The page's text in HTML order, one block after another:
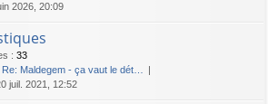
2026, 20:09
: 33
Re: Maldegem - ça vaut le dét…
juil. 2021, 12:52